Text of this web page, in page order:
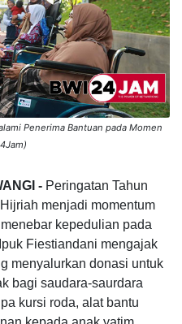
Penerima Bantuan pada Momen
- Peringatan Tahun
menjadi momentum
kepedulian pada
Fiestiandani mengajak
menyalurkan donasi untuk
bagi saudara-saurdara
kursi roda, alat bantu